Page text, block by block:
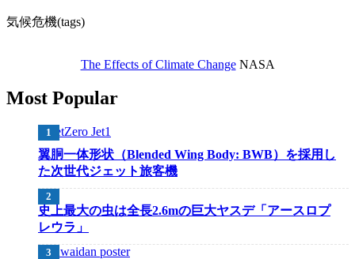
気候危機(tags)
The Effects of Climate ChangeNASA
Most Popular
翼胴一体形状（Blended Wing Body: BWB）を採用し
た次世代ジェット旅客機
史上最大の虫は全長2.6mの巨大ヤスデ「アースロプ
レウラ」